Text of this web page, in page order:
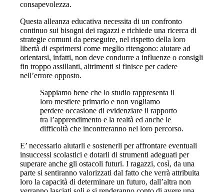
consapevolezza.
Questa alleanza educativa necessita di un confronto
continuo sui bisogni dei ragazzi e richiede una ricerca di
strategie comuni da perseguire, nel rispetto della loro
libertà di esprimersi come meglio ritengono: aiutare ad
orientarsi, infatti, non deve condurre a influenze o consigli
fin troppo assillanti, altrimenti si finisce per cadere
nell’errore opposto.
Sappiamo bene che lo studio rappresenta il
loro mestiere primario e non vogliamo
perdere occasione di evidenziare il rapporto
tra l’apprendimento e la realtà ed anche le
difficoltà che incontreranno nel loro percorso.
E’ necessario aiutarli e sostenerli per affrontare eventuali
insuccessi scolastici e dotarli di strumenti adeguati per
superare anche gli ostacoli futuri. I ragazzi, così, da una
parte si sentiranno valorizzati dal fatto che verrà attribuita
loro la capacità di determinare un futuro, dall’altra non